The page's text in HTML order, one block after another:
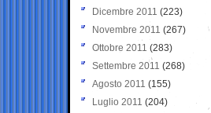
Dicembre 2011 (223)
Novembre 2011 (267)
Ottobre 2011 (283)
Settembre 2011 (268)
Agosto 2011 (155)
Luglio 2011 (204)